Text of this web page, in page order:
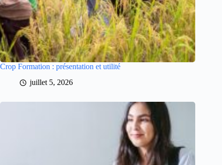
Crop Formation : présentation et utilité
juillet 5, 2026